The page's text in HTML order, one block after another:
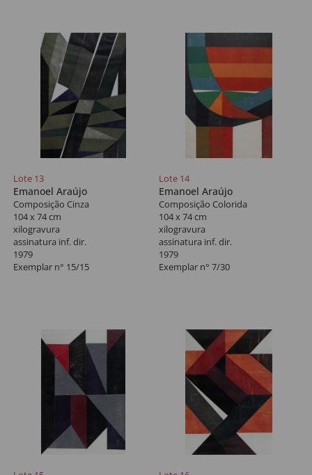
Lote 13
Emanoel Araújo
Composição Cinza
104 x 74 cm
xilogravura
assinatura inf. dir.
1979
Exemplar n° 15/15
Lote 14
Emanoel Araújo
Composição Colorida
104 x 74 cm
xilogravura
assinatura inf. dir.
1979
Exemplar n° 7/30